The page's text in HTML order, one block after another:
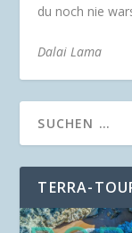
du noch nie
Dalai Lama
TERRA-